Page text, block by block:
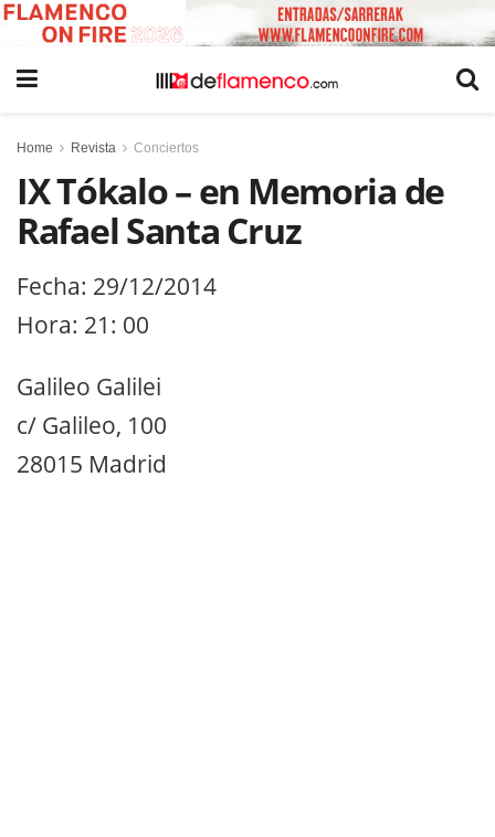
Home Revista Conciertos
IX Tókalo – en Memoria de
Rafael Santa Cruz
Fecha: 29/12/2014
Hora: 21: 00
Galileo Galilei
c/ Galileo, 100
28015 Madrid